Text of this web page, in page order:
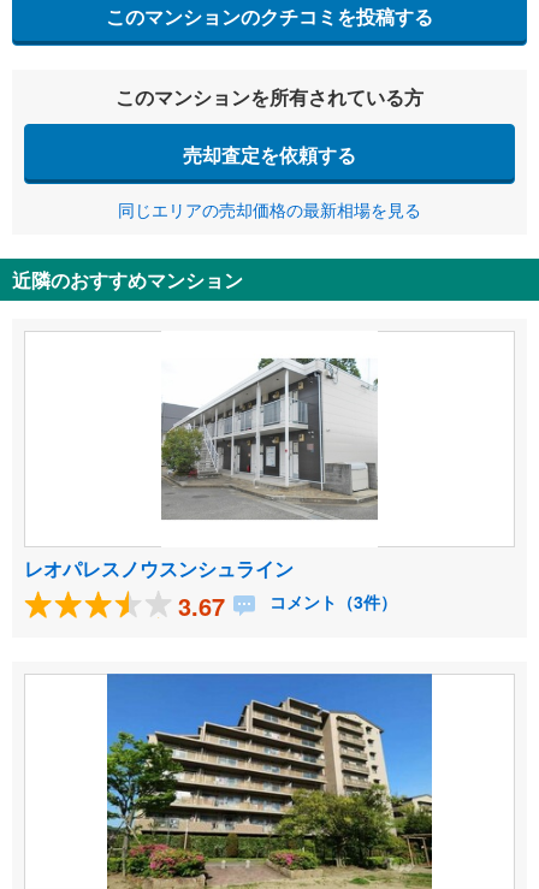
このマンションのクチコミを投稿する
このマンションを所有されている方
売却査定を依頼する
同じエリアの売却価格の最新相場を見る
近隣のおすすめマンション
レオパレスノウスンシュライン
3.67 コメント（3件）